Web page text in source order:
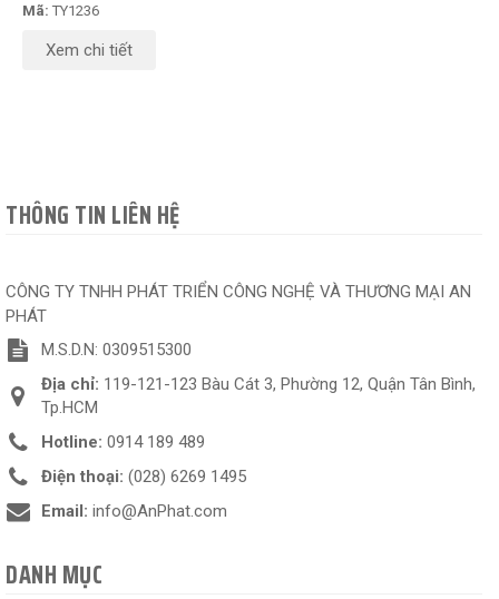
Mã: TY1236
Xem chi tiết
THÔNG TIN LIÊN HỆ
CÔNG TY TNHH PHÁT TRIỂN CÔNG NGHỆ VÀ THƯƠNG MẠI AN
PHÁT
M.S.D.N: 0309515300
Địa chỉ: 119-121-123 Bàu Cát 3, Phường 12, Quận Tân Bình,
Tp.HCM
Hotline: 0914 189 489
Điện thoại: (028) 6269 1495
Email: info@AnPhat.com
DANH MỤC